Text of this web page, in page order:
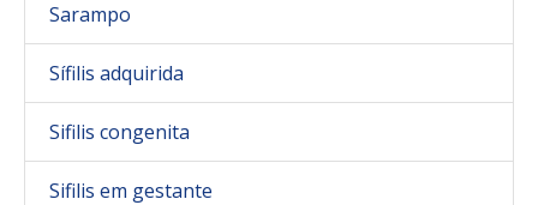
Sarampo
Sífilis adquirida
Sifilis congenita
Sifilis em gestante